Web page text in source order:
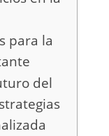
para la
del